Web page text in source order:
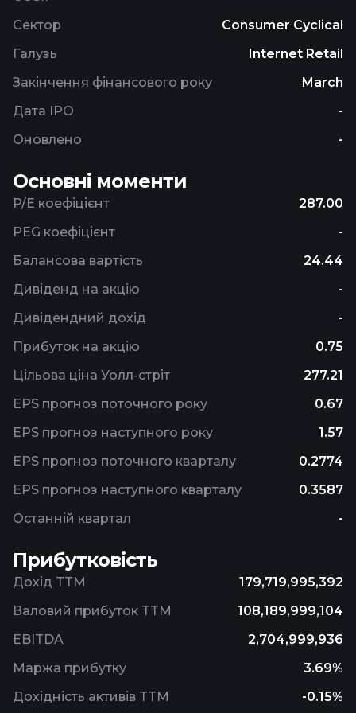
in the provision of event organizing, and payment
the trading, financing, and investment activities.
The company was incorporated in 2010 and is
Сектор
Consumer Cyclical
Галузь
Internet Retail
Закінчення фінансового року
March
Дата IPO
-
Оновлено
-
Основні моменти
P/E коефіцієнт
287.00
PEG коефіцієнт
-
Балансова вартість
24.44
Дивіденд на акцію
-
Дивідендний дохід
-
Прибуток на акцію
0.75
Цільова ціна Уолл-стріт
277.21
EPS прогноз поточного року
0.67
EPS прогноз наступного року
1.57
EPS прогноз поточного кварталу
0.2774
EPS прогноз наступного кварталу
0.3587
Останній квартал
-
Прибутковість
Дохід TTM
179,719,995,392
Валовий прибуток TTM
108,189,999,104
EBITDA
2,704,999,936
Маржа прибутку
3.69%
Дохідність активів TTM
-0.15%